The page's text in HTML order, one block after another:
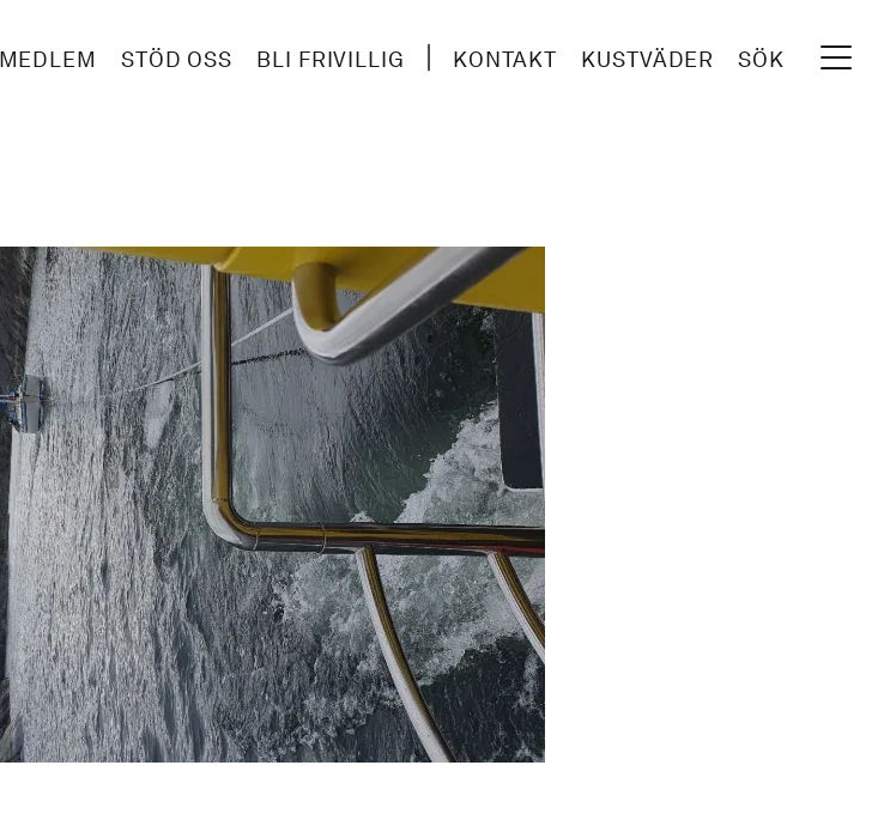
STÖD OSS BLI FRIVILLIG KONTAKT KUSTVÄDER SÖK